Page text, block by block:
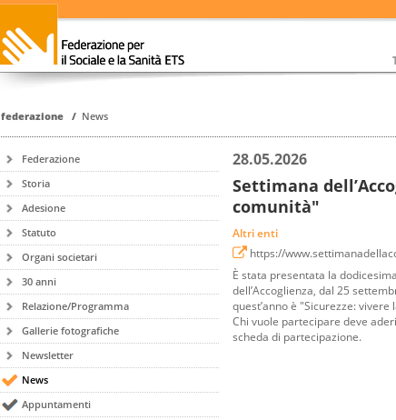
federazione / News
Federazione
Storia
Adesione
Statuto
Organi societari
30 anni
Relazione/Programma
Gallerie fotografiche
Newsletter
News
Appuntamenti
28.05.2026
Settimana
comunità"
Altri enti
https://
È stata presentata la
dell’Accoglienza, dal 25
quest’anno è "Sicurezze: vivere
Chi vuole partecipare deve
scheda di partecipazione.